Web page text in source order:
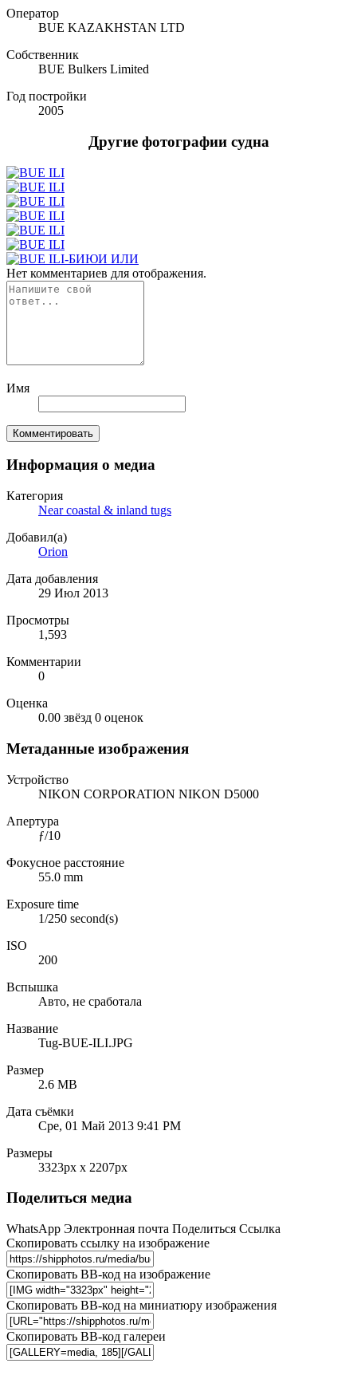
Оператор
BUE KAZAKHSTAN LTD
Собственник
BUE Bulkers Limited
Год постройки
2005
Другие фотографии судна
Нет комментариев для отображения.
Имя
Комментировать
Информация о медиа
Категория
Near coastal & inland tugs
Добавил(а)
Orion
Дата добавления
29 Июл 2013
Просмотры
1,593
Комментарии
0
Оценка
0.00 звёзд 0 оценок
Метаданные изображения
Устройство
NIKON CORPORATION NIKON D5000
Апертура
ƒ/10
Фокусное расстояние
55.0 mm
Exposure time
1/250 second(s)
ISO
200
Вспышка
Авто, не сработала
Название
Tug-BUE-ILI.JPG
Размер
2.6 MB
Дата съёмки
Сре, 01 Май 2013 9:41 PM
Размеры
3323px x 2207px
Поделиться медиа
WhatsApp Электронная почта Поделиться Ссылка
Скопировать ссылку на изображение
Скопировать BB-код на изображение
Скопировать BB-код на миниатюру изображения
Скопировать BB-код галереи